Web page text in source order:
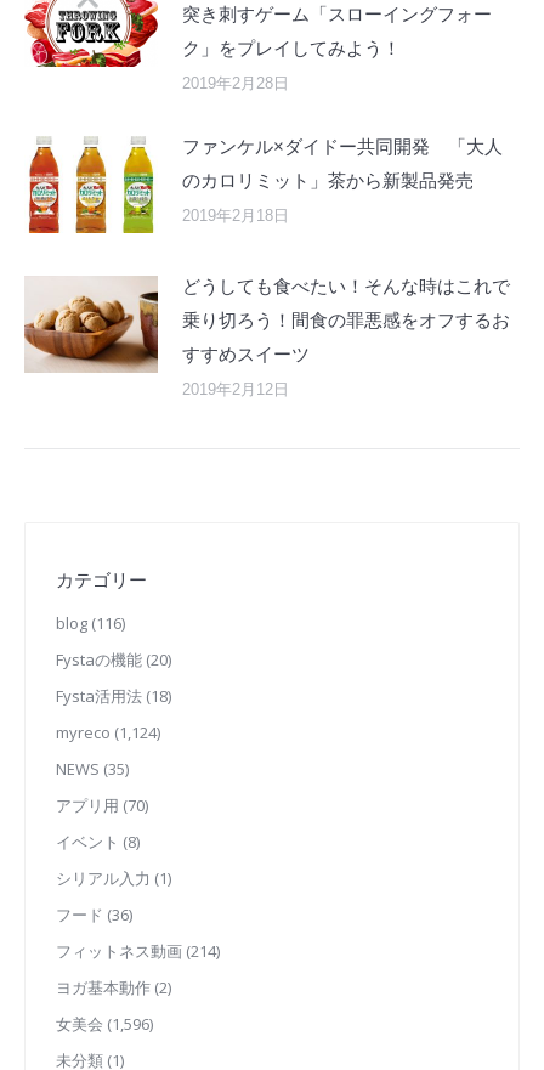
突き刺すゲーム「スローイングフォー
ク」をプレイしてみよう！
2019年2月28日
ファンケル×ダイドー共同開発 「大人
のカロリミット」茶から新製品発売
2019年2月18日
どうしても食べたい！そんな時はこれで
乗り切ろう！間食の罪悪感をオフするお
すすめスイーツ
2019年2月12日
カテゴリー
blog (116)
Fystaの機能 (20)
Fysta活用法 (18)
myreco (1,124)
NEWS (35)
アプリ用 (70)
イベント (8)
シリアル入力 (1)
フード (36)
フィットネス動画 (214)
ヨガ基本動作 (2)
女美会 (1,596)
未分類 (1)